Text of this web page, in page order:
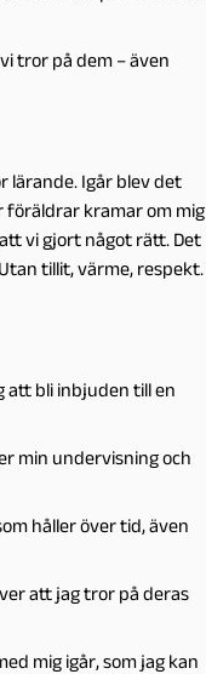
tror på dem – även
lärande. Igår blev det
föräldrar kramar om mig
vi gjort något rätt. Det
tillit, värme, respekt.
att bli inbjuden till en
min undervisning och
håller över tid, även
att jag tror på deras
mig igår, som jag kan